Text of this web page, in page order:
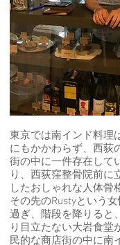
東京では南インド料理
にもかかわらず、西荻
街の中に一件存在して
り、西荻窪整骨院前に
したおしゃれな人体骨
その先のRustyという
過ぎ、階段を降りると
り目立たない大岩食堂
民的な商店街の中に南